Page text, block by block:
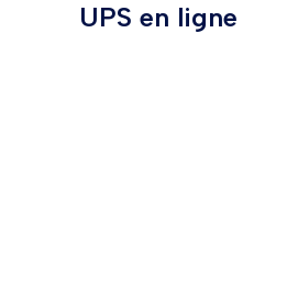
UPS en ligne